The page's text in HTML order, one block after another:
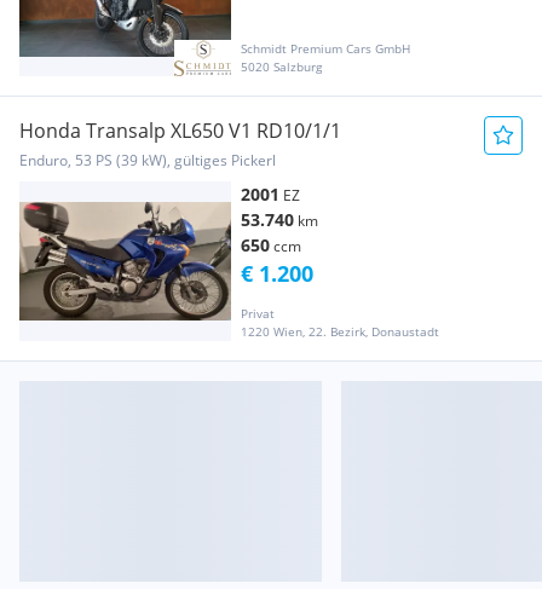
Schmidt Premium Cars GmbH
5020 Salzburg
Honda Transalp XL650 V1 RD10/1/1
Enduro, 53 PS (39 kW), gültiges Pickerl
2001 EZ
53.740 km
650ccm
Privat
1220 Wien, 22. Bezirk, Donaustadt
€ 1.200